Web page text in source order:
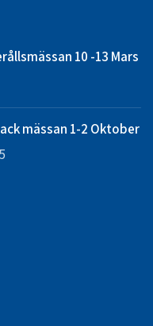
10 -13 Mars
mässan 1-2 Oktober